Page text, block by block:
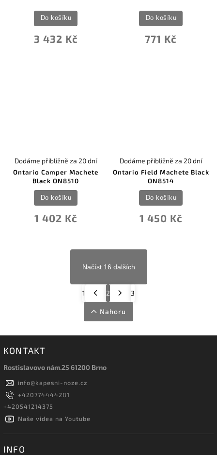
3 432 Kč
Do košíku
771 Kč
Do košíku
Ontario Camper Machete
Black ON8510
Dodáme přibližně za 20 dní
1 402 Kč
Do košíku
Ontario Field Machete Black
ON8514
Dodáme přibližně za 20 dní
1 450 Kč
Do košíku
Načíst 16 dalších
1 2 3
Nahoru
KONTAKT
Rostislavovo nám.25 61200 Brno
info@kapesni-noze.cz
+420774444281
+420541214375
Naše videa na Youtube
INFO